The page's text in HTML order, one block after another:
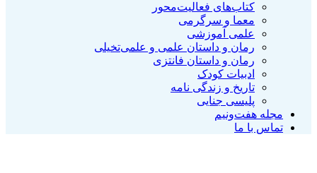
کتاب‌‌های فعالیت‌محور
معما و سرگرمی
علمی آموزشی
رمان و داستان علمی و علمی‌تخیلی
رمان و داستان فانتزی
ادبیات کودک
تاریخ و زندگی نامه
پلیسی جنایی
مجله هفت‌و‌نیم
تماس با ما